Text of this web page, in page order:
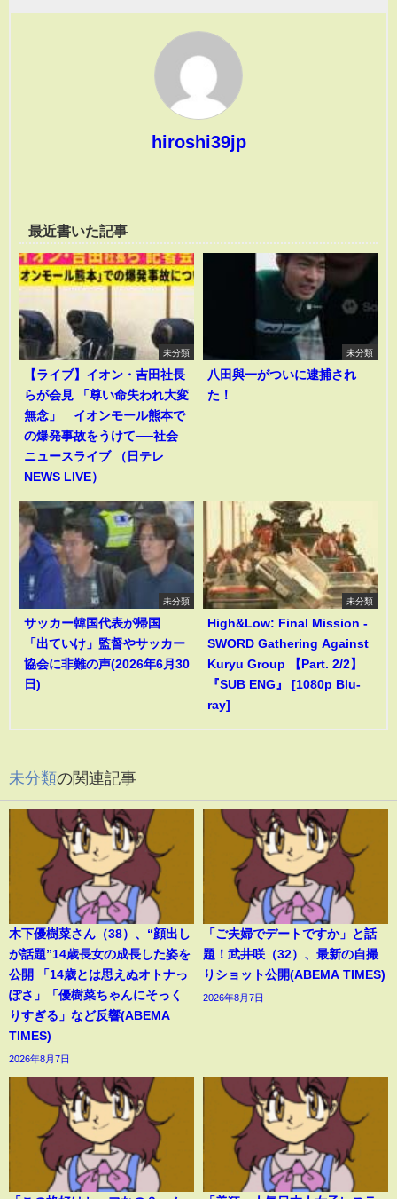
hiroshi39jp
最近書いた記事
未分類
【ライブ】イオン・吉田社長
らが会見 「尊い命失われ大変
無念」 イオンモール熊本で
の爆発事故をうけて──社会
ニュースライブ （日テレ
NEWS LIVE）
未分類
八田與一がついに逮捕され
た！
未分類
サッカー韓国代表が帰国
「出ていけ」監督やサッカー
協会に非難の声(2026年6月30
日)
未分類
High&Low: Final Mission -
SWORD Gathering Against
Kuryu Group 【Part. 2/2】
『SUB ENG』 [1080p Blu-
ray]
未分類の関連記事
木下優樹菜さん（38）、“顔出し
が話題”14歳長女の成長した姿を
公開 「14歳とは思えぬオトナっ
ぽさ」「優樹菜ちゃんにそっく
りすぎる」など反響(ABEMA
TIMES)
2026年8月7日
「ご夫婦でデートですか」と話
題！武井咲（32）、最新の自撮
りショット公開(ABEMA TIMES)
2026年8月7日